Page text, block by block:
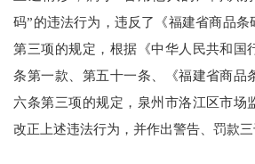
码”的违法行为，违反了《福建省商品条
第三项的规定，根据《中华人民共和国
条第一款、第五十一条、《福建省商品
六条第三项的规定，泉州市洛江区市场
改正上述违法行为，并作出警告、罚款三